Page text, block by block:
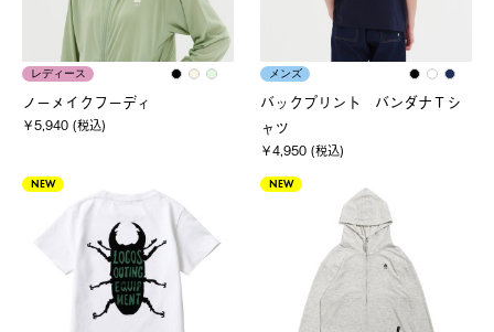
レディース
ノーメイクフーディ
￥5,940 (税込)
メンズ
バックプリント バンダナＴシ
ャツ
￥4,950 (税込)
NEW NEW